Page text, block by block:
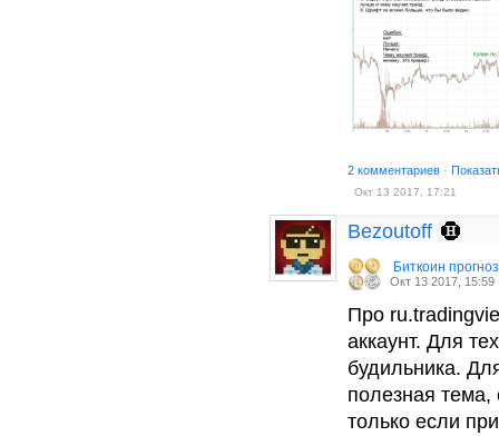
2 комментариев ·
Окт 13 2017, 17:21
Bezoutoff
Биткоин
Окт 13 2017, 15:59
Про
аккаунт. Для
будильника.
полезная
только если